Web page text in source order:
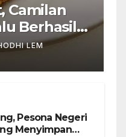
Camilan
Berhasil
LEM
Pesona Negeri
Menyimpan